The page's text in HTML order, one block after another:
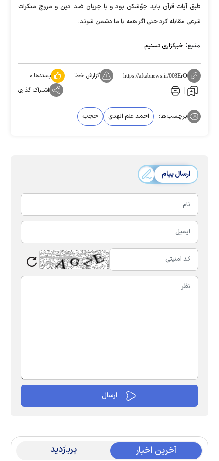
طبق آیات قرآن باید جوّشکن بود و با جریان ضد دین و مروج منکرات
شرعی مقابله کرد حتی اگر همه با ما دشمن شوند.
منبع: خبرگزاری تسنیم
https://aftabnews.ir/003ErO گزارش خطا پسندها:۰
اشتراک گذاری
برچسب‌ها: احمد علم الهدی حجاب
ارسال پیام
آخرین اخبار پربازدید